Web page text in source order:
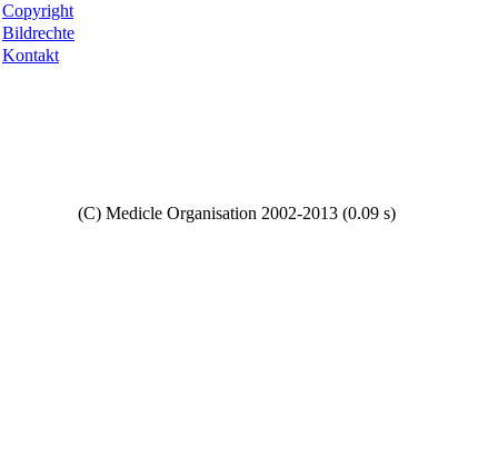
Copyright
Bildrechte
Kontakt
(C) Medicle Organisation 2002-2013 (0.09 s)